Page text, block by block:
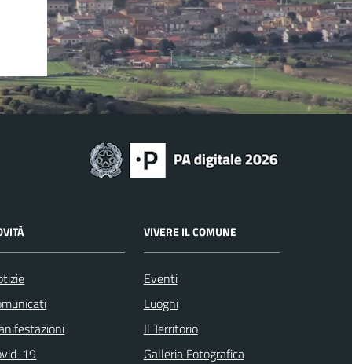
19
VIVERE IL COMUNE
Eventi
Luoghi
Il Territorio
Galleria Fotografica